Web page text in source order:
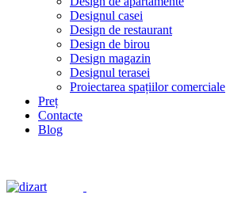
Designul casei
Design de restaurant
Design de birou
Design magazin
Designul terasei
Proiectarea spațiilor comerciale
Preț
Contacte
Blog